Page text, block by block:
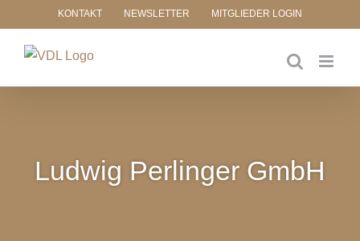
Inhalt
springen
KONTAKT NEWSLETTER MITGLIEDER LOGIN
Ludwig Perlinger GmbH